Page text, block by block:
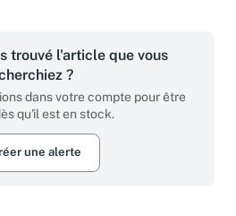
trouvé l'article que vous
?
dans votre compte pour être
qu'il est en stock.
une alerte